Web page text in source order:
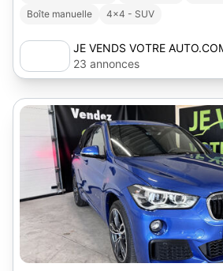
Boîte manuelle
4x4 - SUV
JE VENDS VOTRE
23 annonces